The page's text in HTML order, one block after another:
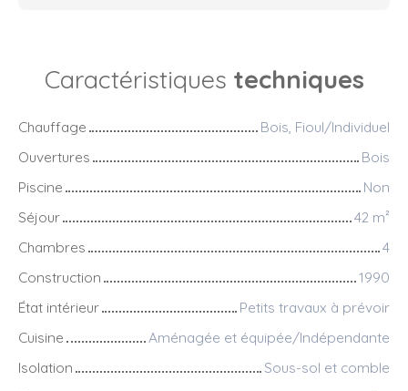
Caractéristiques techniques
Chauffage
Bois, Fioul/Individuel
Ouvertures
Bois
Piscine
Non
Séjour
42 m²
Chambres
4
Construction
1990
État intérieur
Petits travaux à prévoir
Cuisine
Aménagée et équipée/Indépendante
Isolation
Sous-sol et comble